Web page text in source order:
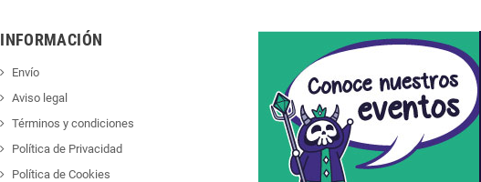
INFORMACIÓN
Envío
Aviso legal
Términos y condiciones
Política de Privacidad
Política de Cookies